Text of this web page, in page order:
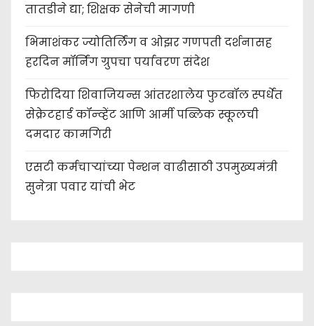
तातडीने द्या; शिक्षक सेनेची मागणी
भिमाशंकर ज्योतिर्लिंग व ओझर गणपती दर्शनासह
हरदिन मॉर्निंग ग्रुपचा पर्यावरण संदेश
फिरोदिया शिवाजियन्स आंतरशालेय फुटबॉल स्पर्धेत
सेक्रेटहार्ड कॉन्व्हेंट आणि आर्मी पब्लिक स्कूलची
दमदार कामगिरी
एसटी कर्मचाऱ्यांच्या पेन्शन वाढीसाठी उपमुख्यमंत्री
सुनेत्रा पवार यांची भेट